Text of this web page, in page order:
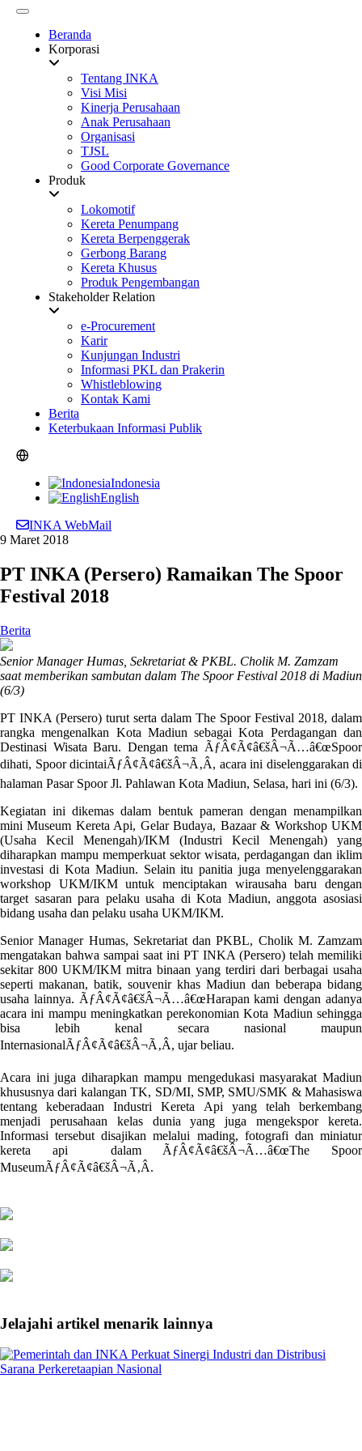
Beranda
Korporasi
Tentang INKA
Visi Misi
Kinerja Perusahaan
Anak Perusahaan
Organisasi
TJSL
Good Corporate Governance
Produk
Lokomotif
Kereta Penumpang
Kereta Berpenggerak
Gerbong Barang
Kereta Khusus
Produk Pengembangan
Stakeholder Relation
e-Procurement
Karir
Kunjungan Industri
Informasi PKL dan Prakerin
Whistleblowing
Kontak Kami
Berita
Keterbukaan Informasi Publik
Indonesia
English
INKA WebMail
9 Maret 2018
PT INKA (Persero) Ramaikan The Spoor
Festival 2018
Berita
Senior Manager Humas, Sekretariat & PKBL. Cholik M. Zamzam
saat memberikan sambutan dalam The Spoor Festival 2018 di Madiun
(6/3)
PT INKA (Persero) turut serta dalam The Spoor Festival 2018, dalam
rangka mengenalkan Kota Madiun sebagai Kota Perdagangan dan
Destinasi Wisata Baru. Dengan tema ÃƒÂ¢Ã¢â€šÂ¬Ã…â€œSpoor
dihati, Spoor dicintaiÃƒÂ¢Ã¢â€šÂ¬Ã‚Â, acara ini diselenggarakan di
halaman Pasar Spoor Jl. Pahlawan Kota Madiun, Selasa, hari ini (6/3).
Kegiatan ini dikemas dalam bentuk pameran dengan menampilkan
mini Museum Kereta Api, Gelar Budaya, Bazaar & Workshop UKM
(Usaha Kecil Menengah)/IKM (Industri Kecil Menengah) yang
diharapkan mampu memperkuat sektor wisata, perdagangan dan iklim
investasi di Kota Madiun. Selain itu panitia juga menyelenggarakan
workshop UKM/IKM untuk menciptakan wirausaha baru dengan
target sasaran para pelaku usaha di Kota Madiun, anggota asosiasi
bidang usaha dan pelaku usaha UKM/IKM.
Senior Manager Humas, Sekretariat dan PKBL, Cholik M. Zamzam
mengatakan bahwa sampai saat ini PT INKA (Persero) telah memiliki
sekitar 800 UKM/IKM mitra binaan yang terdiri dari berbagai usaha
seperti makanan, batik, souvenir khas Madiun dan beberapa bidang
usaha lainnya. ÃƒÂ¢Ã¢â€šÂ¬Ã…â€œHarapan kami dengan adanya
acara ini mampu meningkatkan perekonomian Kota Madiun sehingga
bisa lebih kenal secara nasional maupun
InternasionalÃƒÂ¢Ã¢â€šÂ¬Ã‚Â, ujar beliau.
Acara ini juga diharapkan mampu mengedukasi masyarakat Madiun
khususnya dari kalangan TK, SD/MI, SMP, SMU/SMK & Mahasiswa
tentang keberadaan Industri Kereta Api yang telah berkembang
menjadi perusahaan kelas dunia yang juga mengekspor kereta.
Informasi tersebut disajikan melalui mading, fotografi dan miniatur
kereta api dalam ÃƒÂ¢Ã¢â€šÂ¬Ã…â€œThe Spoor
MuseumÃƒÂ¢Ã¢â€šÂ¬Ã‚Â.
Jelajahi artikel menarik lainnya